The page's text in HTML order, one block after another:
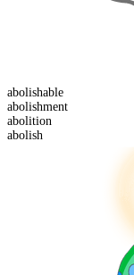
abolishable
abolishment
abolition
abolish